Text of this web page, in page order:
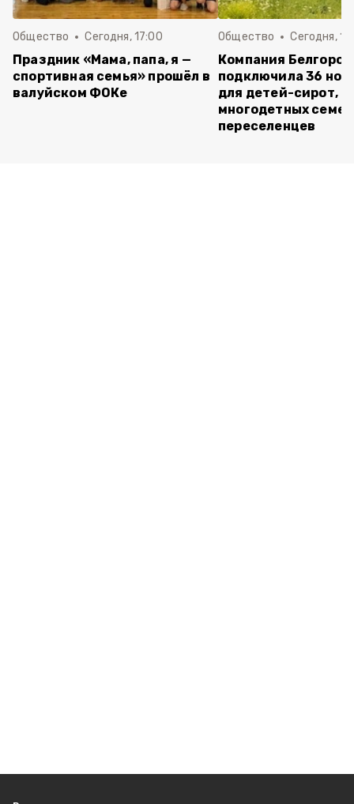
Общество Сегодня, 17:00
Праздник «Мама, папа, я —
спортивная семья» прошёл в
валуйском ФОКе
Общество Сегодня,
Компания
подключила 36
для детей-сирот,
многодетных
переселенцев